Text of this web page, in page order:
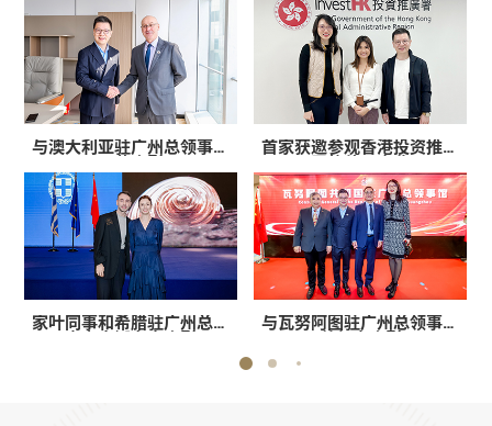
与澳大利亚驻广州总领事康
家叶同事和希腊驻广州总领
首家获邀参观香港投资推广
与瓦努阿图驻广州总领事馆
家叶高层与永明金融集团副
家叶高层和TIM基金合照
家叶高层与澳大利亚
合影留念
与澳大利亚知名开放商